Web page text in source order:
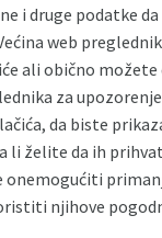
i druge podatke
web
ali obično
za
da biste
li želite da ih
onemogućiti
njihove